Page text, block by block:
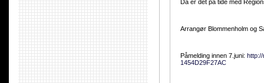
Da er det på tide med
Arrangør Blommenholm og
Påmelding innen 7.juni:
1454D29F27AC